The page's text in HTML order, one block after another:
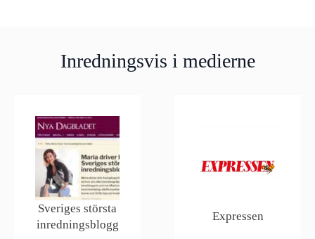
Inredningsvis i medierne
Sveriges största
inredningsblogg
Expressen